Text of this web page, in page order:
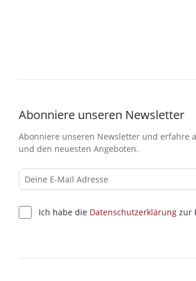
Abonniere unseren Newsletter
Abonniere unseren Newsletter und erfahre
und den neuesten Angeboten.
Ich habe die Datenschutzerklärung zur